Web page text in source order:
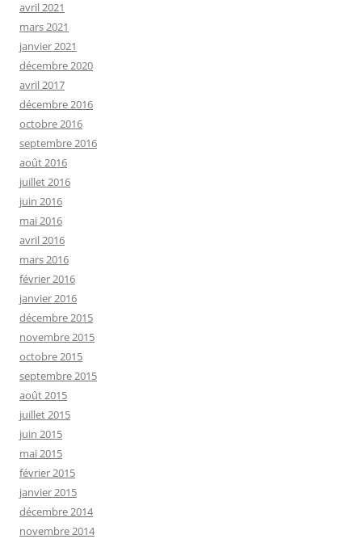
avril 2021
mars 2021
janvier 2021
décembre 2020
avril 2017
décembre 2016
octobre 2016
septembre 2016
août 2016
juillet 2016
juin 2016
mai 2016
avril 2016
mars 2016
février 2016
janvier 2016
décembre 2015
novembre 2015
octobre 2015
septembre 2015
août 2015
juillet 2015
juin 2015
mai 2015
février 2015
janvier 2015
décembre 2014
novembre 2014